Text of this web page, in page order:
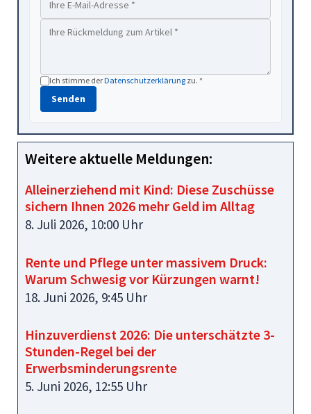
Ich stimme derDatenschutzerklärung zu. *
Senden
Weitere aktuelle Meldungen:
Alleinerziehend mit Kind: Diese Zuschüsse
sichern Ihnen 2026 mehr Geld im Alltag
8. Juli 2026, 10:00 Uhr
Rente und Pflege unter massivem Druck:
Warum Schwesig vor Kürzungen warnt!
18. Juni 2026, 9:45 Uhr
Hinzuverdienst 2026: Die unterschätzte 3-
Stunden-Regel bei der
Erwerbsminderungsrente
5. Juni 2026, 12:55 Uhr